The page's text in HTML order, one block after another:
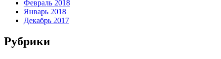
Февраль 2018
Январь 2018
Декабрь 2017
Рубрики